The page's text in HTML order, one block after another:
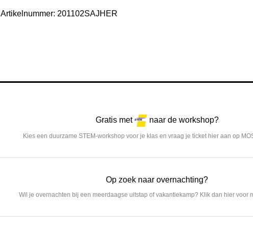
9j
Artikelnummer: 201102SAJHER
Gratis met naar de workshop?
Kies een duurzame STEM-workshop voor je klas en vraag je ticket hier aan op
Op zoek naar overnachting?
Wil je overnachten bij een meerdaagse uitstap of vakantiekamp? Klik dan hier voor